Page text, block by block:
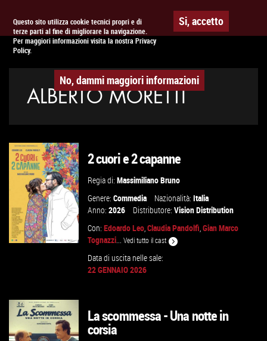
Questo sito utilizza cookie tecnici propri e di
terze parti al fine di migliorare la navigazione.
Per maggiori informazioni visita la nostra Privacy
Policy.
Si, accetto
No, dammi maggiori informazioni
APPUNTAMENTO AL CINEMA
ALBERTO MORETTI
TROVA IL CINEMA
VAI ALLA SCHEDA
2 cuori e 2 capanne
Regia di:Massimiliano Bruno
Genere:Commedia Nazionalità:Italia
Anno:2026 Distributore:Vision Distribution
Con:Edoardo Leo,Claudia Pandolfi,Gian Marco
Tognazzi...Vedi tutto il cast
Data di uscita nelle sale:
22 GENNAIO 2026
La scommessa - Una notte in
corsia